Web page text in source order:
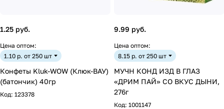
1.25 руб.
Цена оптом:
1.10 р. от 250 шт
Конфеты Kluk-WOW (Клюк-ВАУ)
(батончик) 40гр
Код: 123378
9.99 руб.
Цена оптом:
8.15 р. от 250 шт
МУЧН КОНД ИЗД В ГЛАЗ
«ДРИМ ПАЙ» СО ВКУС ДЫНИ,
276г
Код: 1001147